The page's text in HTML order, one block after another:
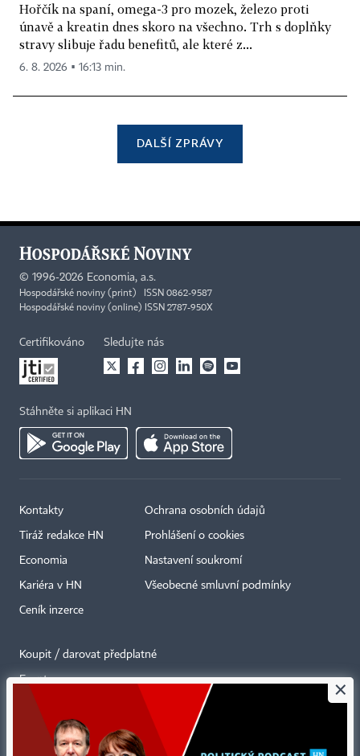
Hořčík na spaní, omega-3 pro mozek, železo proti
únavě a kreatin dnes skoro na všechno. Trh s doplňky
stravy slibuje řadu benefitů, ale které z...
6. 8. 2026 ▪ 16:13 min.
DALŠÍ ZPRÁVY
© 1996-2026 Economia, a.s.
Hospodářské noviny (print) ISSN 0862-9587
Hospodářské noviny (online) ISSN 2787-950X
Certifikováno Sledujte nás
Stáhněte si aplikaci HN
Kontakty
Tiráž redakce HN
Economia
Kariéra v HN
Ceník inzerce
Ochrana osobních údajů
Prohlášení o cookies
Nastavení soukromí
Všeobecné smluvní podmínky
Koupit / darovat předplatné
Eventy
Newslettery
RSS kanály
×